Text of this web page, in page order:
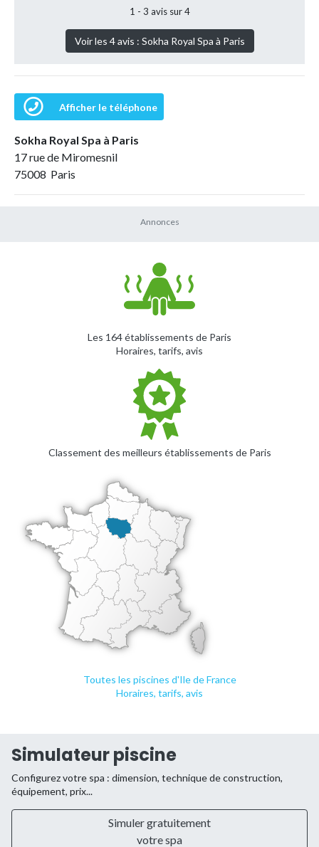
1 - 3 avis sur 4
Voir les 4 avis : Sokha Royal Spa à Paris
Afficher le téléphone
Sokha Royal Spa à Paris
17 rue de Miromesnil
75008 Paris
Les 164 établissements de Paris
Horaires, tarifs, avis
Classement des meilleurs établissements de Paris
Toutes les piscines d'Ile de France
Horaires, tarifs, avis
Simulateur piscine
Configurez votre spa : dimension, technique de construction,
équipement, prix...
Simuler gratuitement
votre spa